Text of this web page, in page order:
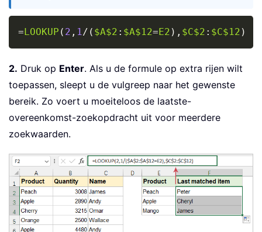
=LOOKUP ( 2 , 1/ ( $A$2 : $A$12=E2 ) , $C$2 : $C$12 )
Copy
2. Druk op Enter. Als u de formule op extra rijen wilt
toepassen, sleept u de vulgreep naar het gewenste
bereik. Zo voert u moeiteloos de laatste-
overeenkomst-zoekopdracht uit voor meerdere
zoekwaarden.